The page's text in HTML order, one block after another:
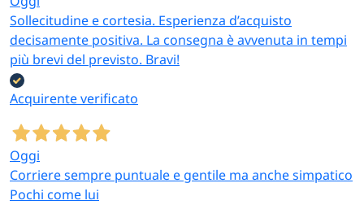
Sollecitudine e cortesia. Esperienza d’acquisto
decisamente positiva. La consegna è avvenuta in tempi
più brevi del previsto. Bravi!
Acquirente verificato
Oggi
Corriere sempre puntuale e gentile ma anche simpatico
Pochi come lui